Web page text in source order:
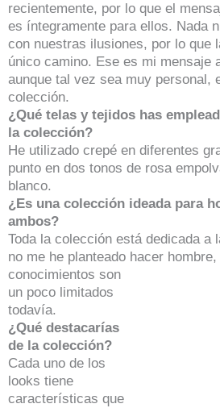
recientemente, por lo que el
es íntegramente para ellos. Nada
con nuestras ilusiones, por lo que
único camino. Ese es mi mensaje
aunque tal vez sea muy personal,
colección.
¿Qué telas y tejidos has
la colección?
He utilizado crepé en diferentes
punto en dos tonos de rosa
blanco.
¿Es una colección ideada para
ambos?
Toda la colección está dedicada a
no me he planteado hacer
conocimientos son
un poco limitados
todavía.
¿Qué destacarías
de la colección?
Cada uno de los
looks tiene
características que